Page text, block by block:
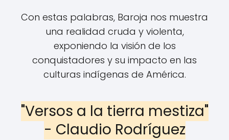
Con estas palabras, Baroja nos muestra
una realidad cruda y violenta,
exponiendo la visión de los
conquistadores y su impacto en las
culturas indígenas de América.
"Versos a la tierra mestiza"
- Claudio Rodríguez